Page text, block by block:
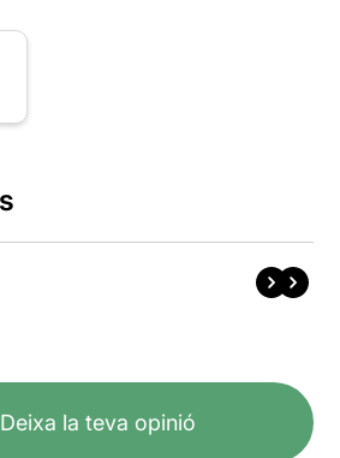
Deixa la teva opinió